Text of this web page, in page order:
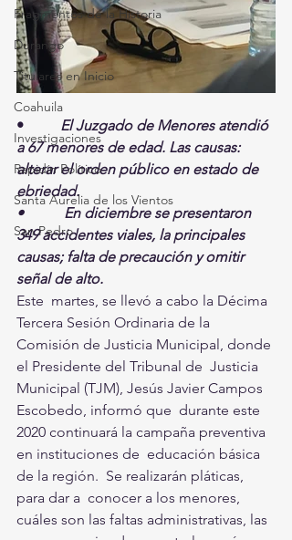
Fragmentos de la Historia
Durango
Titulares en Inicio
Coahuila
Investigaciones
Rapidín Político
Santa Aurelia de los Vientos
San Pedro
• El Juzgado de Menores atendió
a 67 menores de edad. Las causas:
alterar el orden público en estado de
ebriedad.
•           En diciembre se presentaron
349 accidentes viales, la principales
causas; falta de precaución y omitir
señal de alto.
Este  martes, se llevó a cabo la Décima
Tercera Sesión Ordinaria de la
Comisión de Justicia Municipal, donde
el Presidente del Tribunal de  Justicia
Municipal (TJM), Jesús Javier Campos
Escobedo, informó que  durante este
2020 continuará la campaña preventiva
en instituciones de  educación básica
de la región.  Se realizarán pláticas,
para dar a  conocer a los menores,
cuáles son las faltas administrativas, las